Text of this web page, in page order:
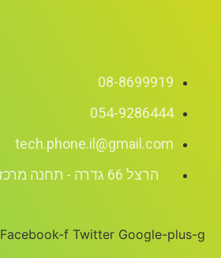
08-8699919
054-9286444
tech.phone.il@gmail.com
הרצל 66 גדרה - תחנה מרכזית אגד
Facebook-f Twitter Google-plus-g